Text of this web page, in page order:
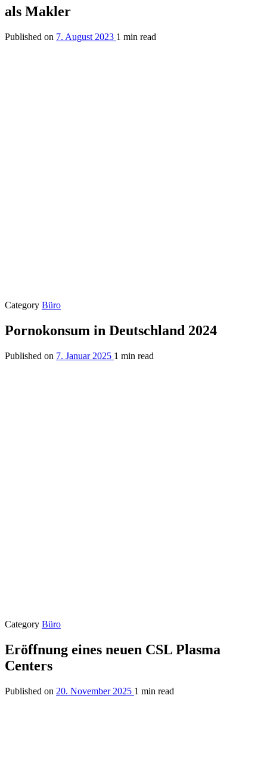
als Makler
Published on 7. August 2023 1 min read
Category Büro
Pornokonsum in Deutschland 2024
Published on 7. Januar 2025 1 min read
Category Büro
Eröffnung eines neuen CSL Plasma
Centers
Published on 20. November 2025 1 min read